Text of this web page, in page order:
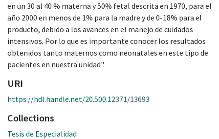
en un 30 al 40 % materna y 50% fetal descrita en 1970, para el
año 2000 en menos de 1% para la madre y de 0-18% para el
producto, debido a los avances en el manejo de cuidados
intensivos. Por lo que es importante conocer los resultados
obtenidos tanto maternos como neonatales en este tipo de
pacientes en nuestra unidad".
URI
https://hdl.handle.net/20.500.12371/13693
Collections
Tesis de Especialidad